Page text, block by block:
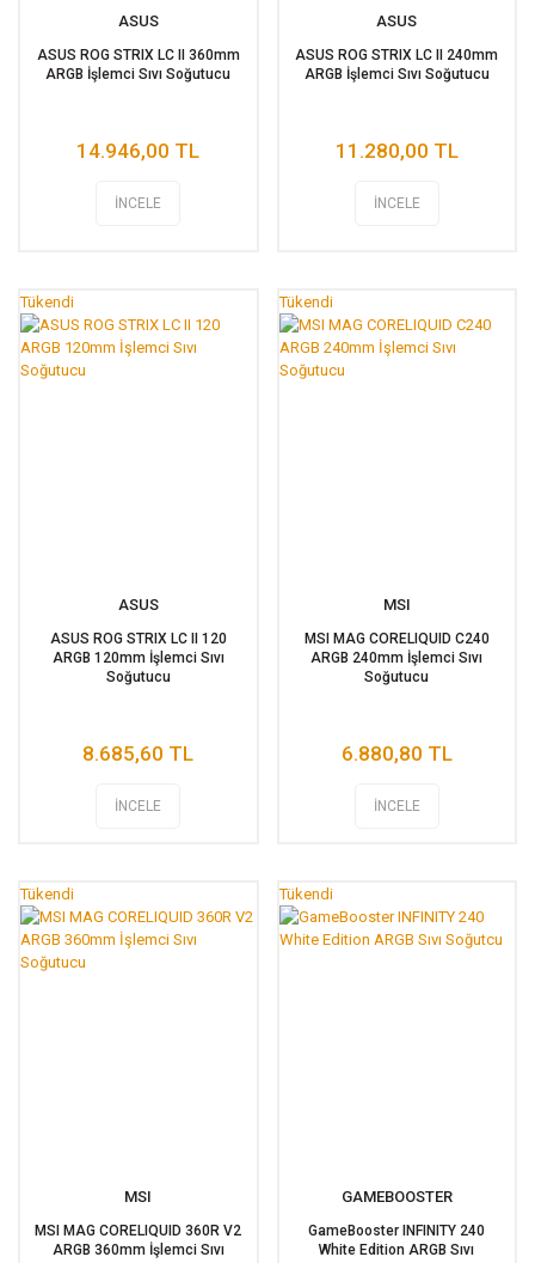
ASUS
ASUS ROG STRIX LC II 360mm
ARGB İşlemci Sıvı Soğutucu
14.946,00 TL
İNCELE
ASUS
ASUS ROG STRIX LC II 240mm
ARGB İşlemci Sıvı Soğutucu
11.280,00 TL
İNCELE
Tükendi
ASUS
ASUS ROG STRIX LC II 120
ARGB 120mm İşlemci Sıvı
Soğutucu
8.685,60 TL
İNCELE
Tükendi
MSI
MSI MAG CORELIQUID C240
ARGB 240mm İşlemci Sıvı
Soğutucu
6.880,80 TL
İNCELE
Tükendi
MSI
MSI MAG CORELIQUID 360R V2
ARGB 360mm İşlemci Sıvı
Tükendi
GAMEBOOSTER
GameBooster INFINITY 240
White Edition ARGB Sıvı